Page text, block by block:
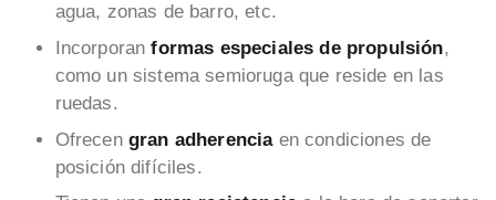
agua, zonas de barro, etc.
Incorporanformas especiales de propulsión,
como un sistema semioruga que reside en las
ruedas.
Ofrecen gran adherenciaen condiciones de
posición difíciles.